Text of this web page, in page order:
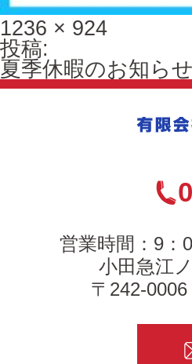
フ
ル
サ
イ
1236 × 924
投
稿
ナ
投稿:
夏季休暇のお知らせ
営業時間：9：
小田急江
〒242-